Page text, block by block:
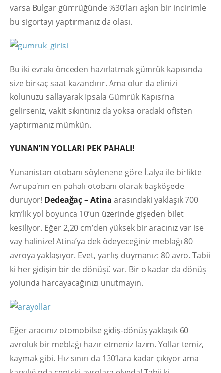
varsa Bulgar gümrüğünde %30’ları aşkın bir indirimle
bu sigortayı yaptırmanız da olası.
Bu iki evrakı önceden hazırlatmak gümrük kapısında
size birkaç saat kazandırır. Ama olur da elinizi
kolunuzu sallayarak İpsala Gümrük Kapısı’na
gelirseniz, vakit sıkıntınız da yoksa oradaki ofisten
yaptırmanız mümkün.
YUNAN’IN YOLLARI PEK PAHALI!
Yunanistan otobanı söylenene göre İtalya ile birlikte
Avrupa’nın en pahalı otobanı olarak başköşede
duruyor! Dedeağaç – Atina arasındaki yaklaşık 700
km’lik yol boyunca 10’un üzerinde gişeden bilet
kesiliyor. Eğer 2,20 cm’den yüksek bir aracınız var ise
vay halinize! Atina’ya dek ödeyeceğiniz meblağı 80
avroya yaklaşıyor. Evet, yanlış duymanız: 80 avro. Tabii
ki her gidişin bir de dönüşü var. Bir o kadar da dönüş
yolunda harcayacağınızı unutmayın.
Eğer aracınız otomobilse gidiş-dönüş yaklaşık 60
avroluk bir meblağı hazır etmeniz lazım. Yollar temiz,
kaymak gibi. Hız sınırı da 130’lara kadar çıkıyor ama